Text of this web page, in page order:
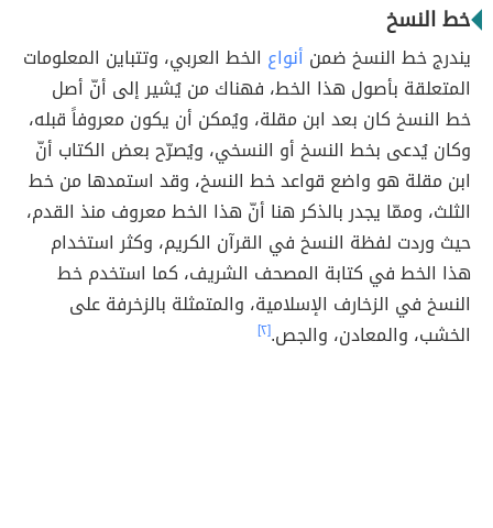
خط النسخ
يندرج خط النسخ ضمن أنواع الخط العربي، وتتباين المعلومات
المتعلقة بأصول هذا الخط، فهناك من يُشير إلى أنّ أصل
خط النسخ كان بعد ابن مقلة، ويُمكن أن يكون معروفاً قبله،
وكان يُدعى بخط النسخ أو النسخي، ويُصرّح بعض الكتاب أنّ
ابن مقلة هو واضع قواعد خط النسخ، وقد استمدها من خط
الثلث، وممّا يجدر بالذكر هنا أنّ هذا الخط معروف منذ القدم،
حيث وردت لفظة النسخ في القرآن الكريم، وكثر استخدام
هذا الخط في كتابة المصحف الشريف، كما استخدم خط
النسخ في الزخارف الإسلامية، والمتمثلة بالزخرفة على
الخشب، والمعادن، والجص.[٢]